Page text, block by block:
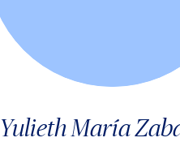
Yulieth María